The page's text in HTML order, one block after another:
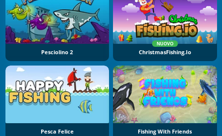
Pesciolino 2
NUOVO
ChristmasFishing.io
Pesca Felice Fishing With Friends